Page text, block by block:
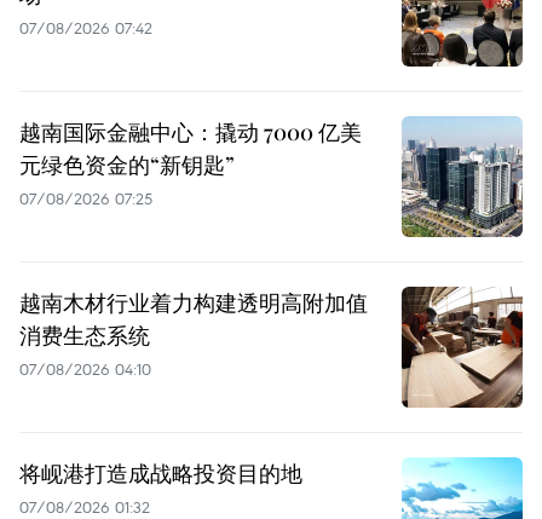
07/08/2026 07:42
越南国际金融中心：撬动 7000 亿美
元绿色资金的“新钥匙”
07/08/2026 07:25
越南木材行业着力构建透明高附加值
消费生态系统
07/08/2026 04:10
将岘港打造成战略投资目的地
07/08/2026 01:32